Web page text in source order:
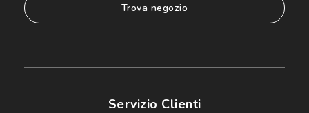
trova negozio
Servizio Clienti